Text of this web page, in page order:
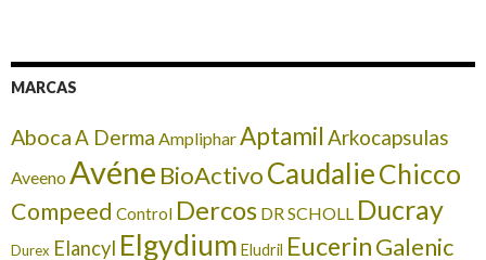
MARCAS
AbocaA Derma AmplipharAptamil Arkocapsulas
Aveeno Avéne BioActivoCaudalieChicco
Compeed Control Dercos DR SCHOLL Ducray
Durex Elancyl Elgydium Eludril EucerinGalenic